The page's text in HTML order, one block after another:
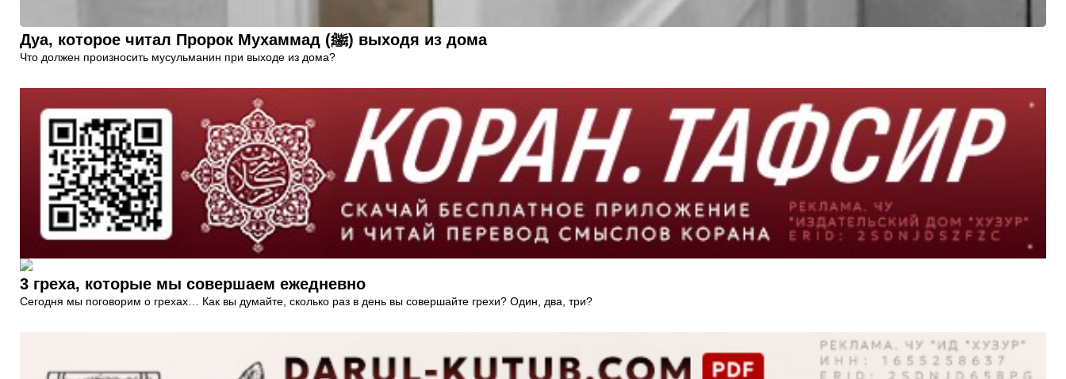
Дуа, которое читал Пророк Мухаммад (ﷺ) выходя из дома
Что должен произносить мусульманин при выходе из дома?
3 греха, которые мы совершаем ежедневно
Сегодня мы поговорим о грехах… Как вы думайте, сколько раз в день вы совершайте грехи? Один, два, три?